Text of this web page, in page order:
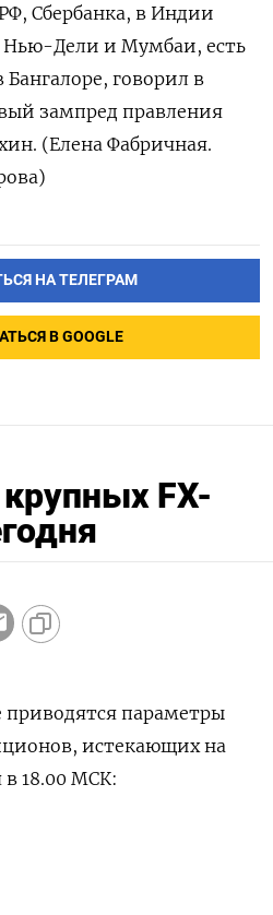
Сбербанка, в Индии
Нью-Дели и Мумбаи, есть
говорил в
зампред правления
(Елена Фабричная.
НА ТЕЛЕГРАМ
В GOOGLE
FX-
параметры
истекающих на
в 18.00 МСК: